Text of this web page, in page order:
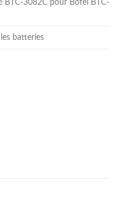
BTC-3082C pour Bofei BTC-
batteries